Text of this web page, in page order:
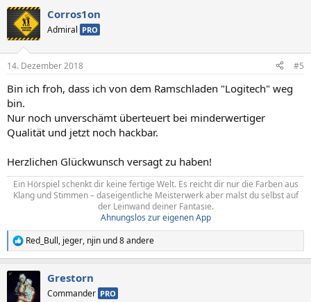
k
t
i
e
:
Corros1on
Admiral PRO
14. Dezember 2018 #5
Bin ich froh, dass ich von dem Ramschladen "Logitech" weg
bin.
Nur noch unverschämt überteuert bei minderwertiger
Qualität und jetzt noch hackbar.
Herzlichen Glückwunsch versagt zu haben!
Ein Hörspiel schenkt dir keine fertige Welt. Es reicht dir nur die Farben aus
Klang und Stimmen – daseigentliche Meisterwerk aber malst du selbst auf
der Leinwand deiner Fantasie.
Ahnungslos zur eigenen App
R
e
t
Red_Bull, jeger, njin und 8 andere
Grestorn
Commander PRO